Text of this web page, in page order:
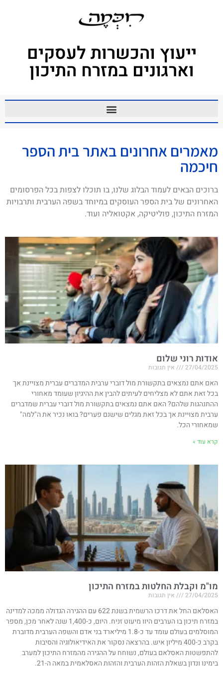
ייעוץ והכשרות לעסקים
וארגונים במזרח התיכון
מאמרים אחרונים באתר בית הספר
חיכמה
ברוכים הבאים לעמוד הבלוג שלנו, בו תוכלו לצפות בכל הפרסומים
האחרונים של בית הספר העוסקים במיוחד בשפה הערבית ותרבויות
המזרח התיכון, פוליטיקה, אקטואליה ועוד.
אודות רוני שלום
27/04/2025 אין תגובות
האם אתם נמצאים בתקשורת מול דוברי ערבית המדברים עברית מצויינת אך
בכל זאת אתם לא מצליחים לעיתים להבין את ההיגיון שעומד מאחורי
ההתנהגות שלהם? האם אתם נמצאים בתקשורת מול דוברי עברית שמדברים
ערבית מצויינת אך בכל זאת מגלים שישנם פערים? בואו נכיר את ה"למה"
שמאחורי הכל.
קרא עוד »
מו"מ וקבלת החלטות במזרח התיכון
27/04/2025 אין תגובות
האסלאם החל את דרכו הרשמית בשנת 622 עם ההגירה הגדולה ממכה למדינה
במזרח תיכון בו הערבים היוו מיעוט זניח. היום, כ-1,400 שנה לאחר מכן, מספר
המוסלמים בעולם עומד עד כ-1.8 מיליארד בני אדם והשפה הערבית מדוברת
בקרב כ-400 מיליון איש. בהרצאה נסקור את האידיאולוגיה והסיבות
להתפשטות האסלאם בעולם, נשוחח על ההגירה מהמזרח התיכון למערב
בימינו ונדון בשאלת הזהות הערבית והזהות האסלאמית במאה ה-21.